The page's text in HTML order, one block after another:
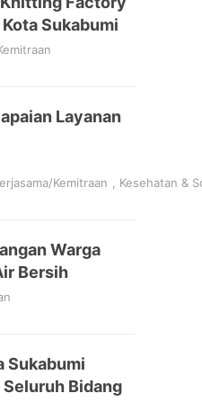
Sukabumi
Layanan
Kemitraan , Kesehatan &
Warga
Bersih
Sukabumi
Bidang